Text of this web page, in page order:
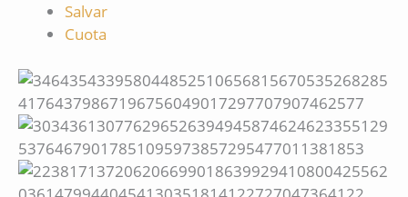
Salvar
Cuota